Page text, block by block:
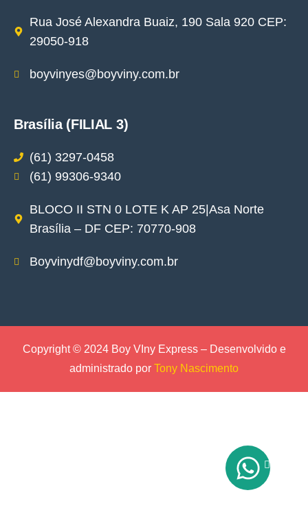
Rua José Alexandra Buaiz, 190 Sala 920 CEP:
29050-918
boyvinyes@boyviny.com.br
Brasília (FILIAL 3)
(61) 3297-0458
(61) 99306-9340
BLOCO II STN 0 LOTE K AP 25|Asa Norte
Brasília – DF CEP: 70770-908
Boyvinydf@boyviny.com.br
Copyright © 2024 Boy VIny Express – Desenvolvido e
administrado por Tony Nascimento